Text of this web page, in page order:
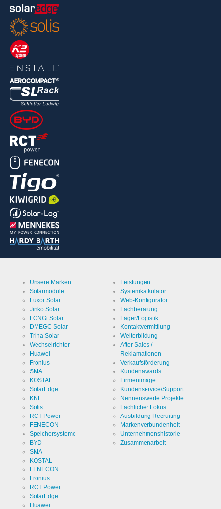
Unsere Marken
Solarmodule
Luxor Solar
Jinko Solar
LONGi Solar
DMEGC Solar
Trina Solar
Wechselrichter
Huawei
Fronius
SMA
KOSTAL
SolarEdge
KNE
Solis
RCT Power
FENECON
Speichersysteme
BYD
SMA
KOSTAL
FENECON
Fronius
RCT Power
SolarEdge
Huawei
Leistungen
Systemkalkulator
Web-Konfigurator
Fachberatung
Lager/Logistik
Kontaktvermittlung
Weiterbildung
After Sales /
Reklamationen
Verkaufsförderung
Kundenawards
Firmenimage
Kundenservice/Support
Nennenswerte Projekte
Fachlicher Fokus
Ausbildung Recruiting
Markenverbundenheit
Unternehmenshistorie
Zusammenarbeit